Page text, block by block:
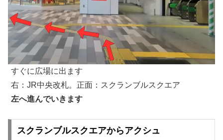
すぐに広場に出ます
右：JR中央改札。正面：スクランブルスクエア
左へ進んでいきます
スクランブルスクエアからアクシュ